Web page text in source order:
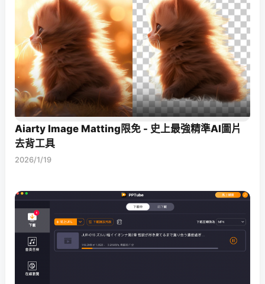
Aiarty Image Matting限免 - 史上最強精準AI圖片
去背工具
2026/1/19